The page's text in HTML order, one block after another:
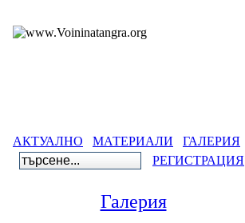
АКТУАЛНО МАТЕРИАЛИ ГАЛЕРИЯ
РЕГИСТРАЦИЯ
Галерия